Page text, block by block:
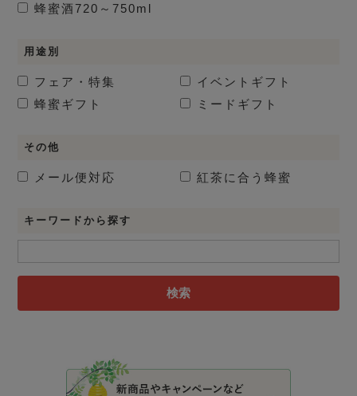
蜂蜜酒720～750ml
用途別
フェア・特集
イベントギフト
蜂蜜ギフト
ミードギフト
その他
メール便対応 紅茶に合う蜂蜜
キーワードから探す
検索